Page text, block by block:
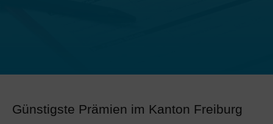
Günstigste Prämien im Kanton Freiburg